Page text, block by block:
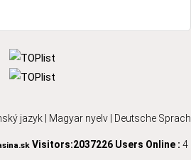
jazyk Magyar nyelv Deutsche
Visitors:2037226 Users Online : 4